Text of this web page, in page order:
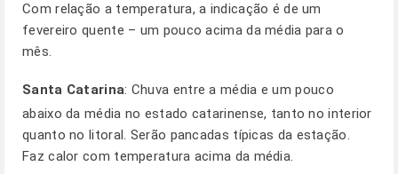
Com relação a temperatura, a indicação é de um
fevereiro quente – um pouco acima da média para o
mês.
Santa Catarina: Chuva entre a média e um pouco
abaixo da média no estado catarinense, tanto no interior
quanto no litoral. Serão pancadas típicas da estação.
Faz calor com temperatura acima da média.